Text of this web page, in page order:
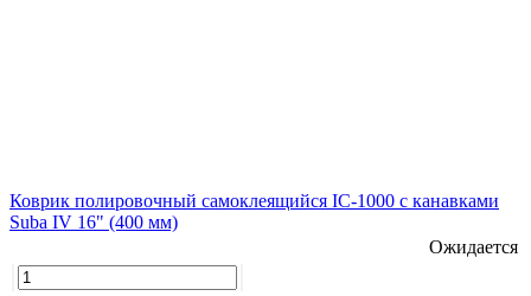
Коврик полировочный самоклеящийся IC-1000 с канавками
Suba IV 16" (400 мм)
Ожидается